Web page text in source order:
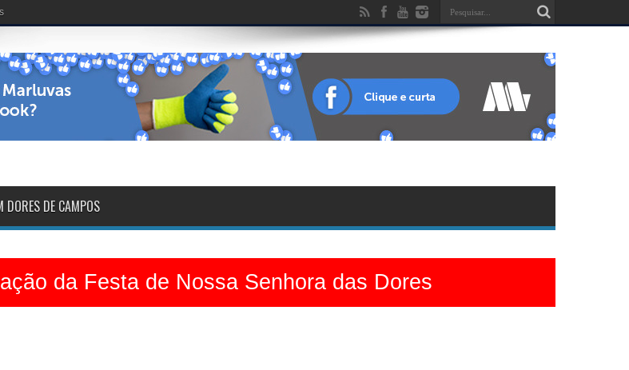
DORES DE CAMPOS
da Festa de Nossa Senhora das Dores